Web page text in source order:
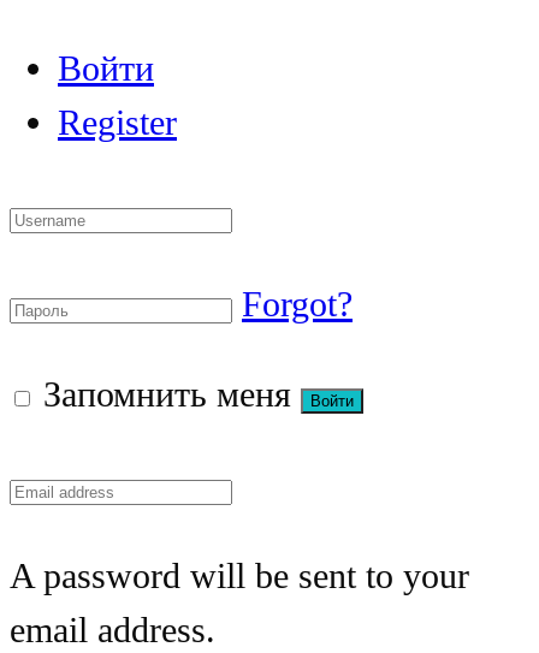
Войти
Register
Forgot?
Запомнить меня
A password will be sent to your
email address.